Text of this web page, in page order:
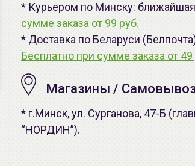
* Курьером по Минску: ближайшая
сумме заказа от 99 руб.
* Доставка по Беларуси
Бесплатно при сумме заказа от 49
Магазины /
* г.Минск, ул. Сурганова, 47-Б
“НОРДИН”).